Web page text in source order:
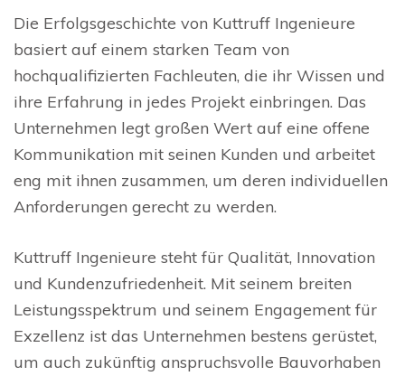
Die Erfolgsgeschichte von Kuttruff Ingenieure
basiert auf einem starken Team von
hochqualifizierten Fachleuten, die ihr Wissen und
ihre Erfahrung in jedes Projekt einbringen. Das
Unternehmen legt großen Wert auf eine offene
Kommunikation mit seinen Kunden und arbeitet
eng mit ihnen zusammen, um deren individuellen
Anforderungen gerecht zu werden.
Kuttruff Ingenieure steht für Qualität, Innovation
und Kundenzufriedenheit. Mit seinem breiten
Leistungsspektrum und seinem Engagement für
Exzellenz ist das Unternehmen bestens gerüstet,
um auch zukünftig anspruchsvolle Bauvorhaben